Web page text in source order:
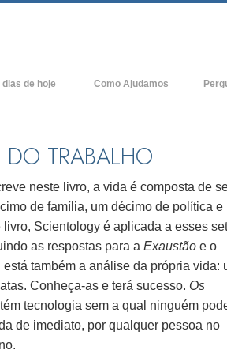
de hoje
ao Mundo
Eclesiástico de
Como Ajudamos
A
DO TRABALHO
neste livro, a vida é composta de
de família, um décimo de política e
Scientology é aplicada a esses
as respostas para a Exaustão e o
está também a análise da própria vida:
Conheça-as e terá sucesso. Os
tecnologia sem a qual ninguém
de imediato, por qualquer pessoa no